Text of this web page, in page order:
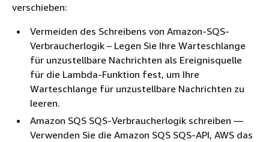
verschieben:
Vermeiden des Schreibens von Amazon-SQS-
Verbraucherlogik – Legen Sie Ihre Warteschlange
für unzustellbare Nachrichten als Ereignisquelle
für die Lambda-Funktion fest, um Ihre
Warteschlange für unzustellbare Nachrichten zu
leeren.
Amazon SQS SQS-Verbraucherlogik schreiben —
Verwenden Sie die Amazon SQS SQS-API, AWS das